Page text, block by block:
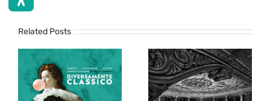
Related Posts